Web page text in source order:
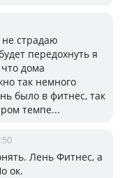
не страдаю
передохнуть я
дома
так немного
было в фитнес, так
темпе...
Лень Фитнес, а
ок.